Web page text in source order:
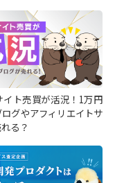
イト売買が活況！1万円
グやアフィリエイトサ
る？